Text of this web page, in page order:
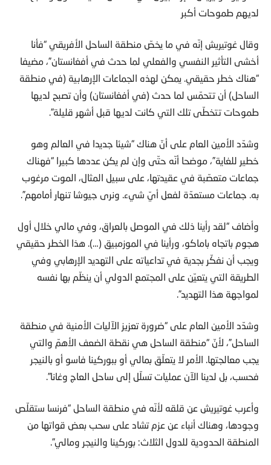
لديهم طموحات أكبر
وقال غوتيريش إنّه في ما يخصّ منطقة الساحل الأفريقي “فأنا
أخشى التأثير النفسي والفعلي لما حدث في أفغانستان”، مضيفا
“هناك خطر حقيقي. يمكن لهذه الجماعات الإرهابية (في منطقة
الساحل) أن تتحمّس لما حدث (في أفغانستان) وأن تصبح لديها
طموحات تتخطّى تلك التي كانت لديها قبل أشهر قليلة”.
وشدّد الأمين العام على أنّ هناك “شيئا جديدا في العالم وهو
خطير للغاية”، موضحا أنّه حتّى وإن لم يكن عددها كبيرا “فهناك
جماعات متعصّبة في عقيدتها، على سبيل المثال، الموت مرغوب
به. جماعات مستعدّة لفعل أيّ شيء. ونرى جيوشا تنهار أمامهم”.
وأضاف “لقد رأينا ذلك في الموصل بالعراق، وفي مالي خلال أول
هجوم باتجاه باماكو، ورأينا في الموزمبيق (…). هذا الخطر حقيقي
ويجب أن نفكّر بجدية في تداعياته على التهديد الإرهابي وفي
الطريقة التي يتعيّن على المجتمع الدولي أن ينظّم بها نفسه
لمواجهة هذا التهديد”.
وشدّد الأمين العام على “ضرورة تعزيز الآليات الأمنية في منطقة
الساحل”، لأنّ “منطقة الساحل هي نقطة الضعف الأهمّ والتي
يجب معالجتها. الأمر لا يتعلّق بمالي أو ببوركينا فاسو أو بالنيجر
فحسب، بل لدينا الآن عمليات تسلّل إلى ساحل العاج وغانا”.
وأعرب غوتيريش عن قلقه لأنّه في منطقة الساحل “فرنسا ستقلّص
وجودها، وهناك أنباء عن عزم تشاد على سحب بعض قواتها من
المنطقة الحدودية للدول الثلاث: بوركينا والنيجر ومالي”.